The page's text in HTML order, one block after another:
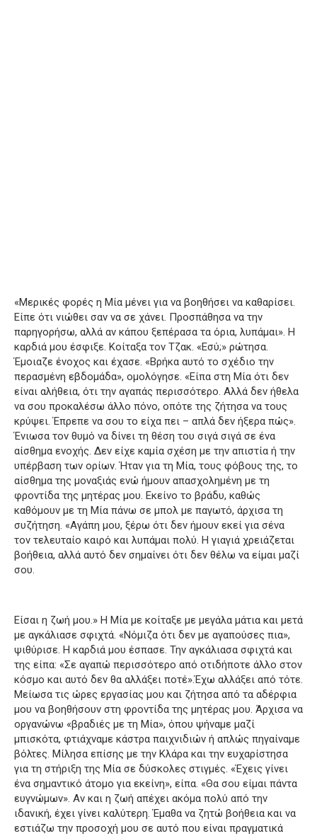
«Μερικές φορές η Μία μένει για να βοηθήσει να καθαρίσει.
Είπε ότι νιώθει σαν να σε χάνει. Προσπάθησα να την
παρηγορήσω, αλλά αν κάπου ξεπέρασα τα όρια, λυπάμαι». Η
καρδιά μου έσφιξε. Κοίταξα τον Τζακ. «Εσύ;» ρώτησα.
Έμοιαζε ένοχος και έχασε. «Βρήκα αυτό το σχέδιο την
περασμένη εβδομάδα», ομολόγησε. «Είπα στη Μία ότι δεν
είναι αλήθεια, ότι την αγαπάς περισσότερο. Αλλά δεν ήθελα
να σου προκαλέσω άλλο πόνο, οπότε της ζήτησα να τους
κρύψει. Έπρεπε να σου το είχα πει – απλά δεν ήξερα πώς».
Ένιωσα τον θυμό να δίνει τη θέση του σιγά σιγά σε ένα
αίσθημα ενοχής. Δεν είχε καμία σχέση με την απιστία ή την
υπέρβαση των ορίων. Ήταν για τη Μία, τους φόβους της, το
αίσθημα της μοναξιάς ενώ ήμουν απασχολημένη με τη
φροντίδα της μητέρας μου. Εκείνο το βράδυ, καθώς
καθόμουν με τη Μία πάνω σε μπολ με παγωτό, άρχισα τη
συζήτηση. «Αγάπη μου, ξέρω ότι δεν ήμουν εκεί για σένα
τον τελευταίο καιρό και λυπάμαι πολύ. Η γιαγιά χρειάζεται
βοήθεια, αλλά αυτό δεν σημαίνει ότι δεν θέλω να είμαι μαζί
σου.
Είσαι η ζωή μου.» Η Μία με κοίταξε με μεγάλα μάτια και μετά
με αγκάλιασε σφιχτά. «Νόμιζα ότι δεν με αγαπούσες πια»,
ψιθύρισε. Η καρδιά μου έσπασε. Την αγκάλιασα σφιχτά και
της είπα: «Σε αγαπώ περισσότερο από οτιδήποτε άλλο στον
κόσμο και αυτό δεν θα αλλάξει ποτέ».Έχω αλλάξει από τότε.
Μείωσα τις ώρες εργασίας μου και ζήτησα από τα αδέρφια
μου να βοηθήσουν στη φροντίδα της μητέρας μου. Άρχισα να
οργανώνω «βραδιές με τη Μία», όπου ψήναμε μαζί
μπισκότα, φτιάχναμε κάστρα παιχνιδιών ή απλώς πηγαίναμε
βόλτες. Μίλησα επίσης με την Κλάρα και την ευχαρίστησα
για τη στήριξη της Μία σε δύσκολες στιγμές. «Έχεις γίνει
ένα σημαντικό άτομο για εκείνη», είπα. «Θα σου είμαι πάντα
ευγνώμων». Αν και η ζωή απέχει ακόμα πολύ από την
ιδανική, έχει γίνει καλύτερη. Έμαθα να ζητώ βοήθεια και να
εστιάζω την προσοχή μου σε αυτό που είναι πραγματικά